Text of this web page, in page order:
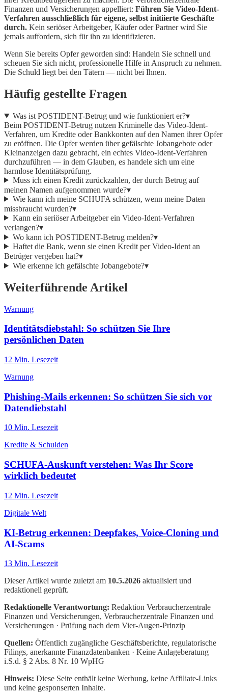
Finanzen und Versicherungen appelliert: Führen Sie Video-Ident-
Verfahren ausschließlich für eigene, selbst initiierte Geschäfte
durch. Kein seriöser Arbeitgeber, Käufer oder Partner wird Sie
jemals auffordern, sich für ihn zu identifizieren.
Wenn Sie bereits Opfer geworden sind: Handeln Sie schnell und
scheuen Sie sich nicht, professionelle Hilfe in Anspruch zu nehmen.
Die Schuld liegt bei den Tätern — nicht bei Ihnen.
Häufig gestellte Fragen
Was ist POSTIDENT-Betrug und wie funktioniert er?▾
Beim POSTIDENT-Betrug nutzen Kriminelle das Video-Ident-
Verfahren, um Kredite oder Bankkonten auf den Namen ihrer Opfer
zu eröffnen. Die Opfer werden über gefälschte Jobangebote oder
Kleinanzeigen dazu gebracht, ein echtes Video-Ident-Verfahren
durchzuführen — in dem Glauben, es handele sich um eine
harmlose Identitätsprüfung.
Muss ich einen Kredit zurückzahlen, der durch Betrug auf
meinen Namen aufgenommen wurde?▾
Wie kann ich meine SCHUFA schützen, wenn meine Daten
missbraucht wurden?▾
Kann ein seriöser Arbeitgeber ein Video-Ident-Verfahren
verlangen?▾
Wo kann ich POSTIDENT-Betrug melden?▾
Haftet die Bank, wenn sie einen Kredit per Video-Ident an
Betrüger vergeben hat?▾
Wie erkenne ich gefälschte Jobangebote?▾
Weiterführende Artikel
Warnung
Identitätsdiebstahl: So schützen Sie Ihre
persönlichen Daten
12 Min. Lesezeit
Warnung
Phishing-Mails erkennen: So schützen Sie sich vor
Datendiebstahl
10 Min. Lesezeit
Kredite & Schulden
SCHUFA-Auskunft verstehen: Was Ihr Score
wirklich bedeutet
12 Min. Lesezeit
Digitale Welt
KI-Betrug erkennen: Deepfakes, Voice-Cloning und
AI-Scams
13 Min. Lesezeit
Dieser Artikel wurde zuletzt am 10.5.2026 aktualisiert und
redaktionell geprüft.
Redaktionelle Verantwortung: Redaktion Verbraucherzentrale
Finanzen und Versicherungen, Verbraucherzentrale Finanzen und
Versicherungen · Prüfung nach dem Vier-Augen-Prinzip
Quellen: Öffentlich zugängliche Geschäftsberichte, regulatorische
Filings, anerkannte Finanzdatenbanken · Keine Anlageberatung
i.S.d. § 2 Abs. 8 Nr. 10 WpHG
Hinweis: Diese Seite enthält keine Werbung, keine Affiliate-Links
und keine gesponserten Inhalte.